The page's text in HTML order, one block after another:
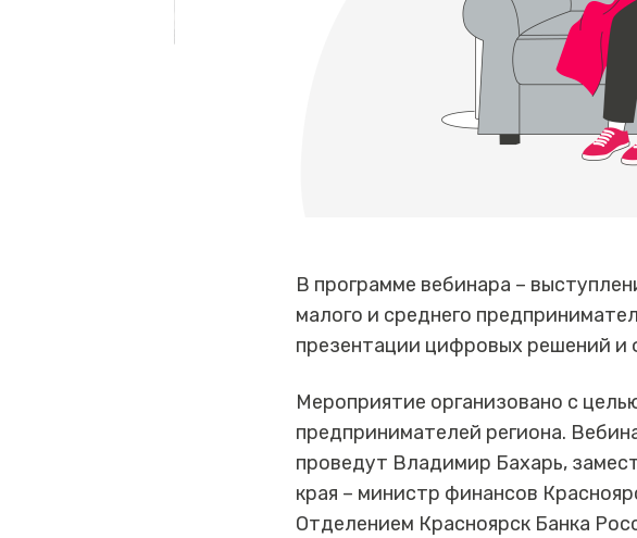
В программе вебинара –
малого и среднего
презентации цифровых решений и
Мероприятие организовано с
предпринимателей региона.
проведут Владимир Бахарь,
края – министр финансов
Отделением Красноярск Банка